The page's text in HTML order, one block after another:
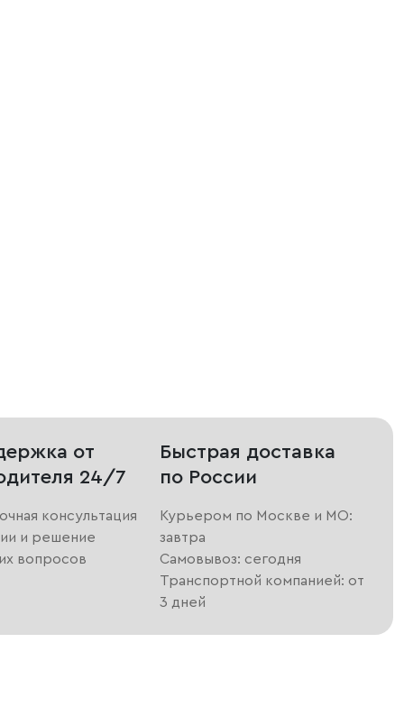
от
24/7
консультация
и решение
вопросов
Быстрая доставка
по России
Курьером по Москве и МО:
завтра
Самовывоз: сегодня
Транспортной компанией: от
3 дней